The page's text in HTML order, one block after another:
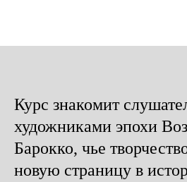
Курс знакомит
художниками эпохи
Барокко, чье
новую страницу в